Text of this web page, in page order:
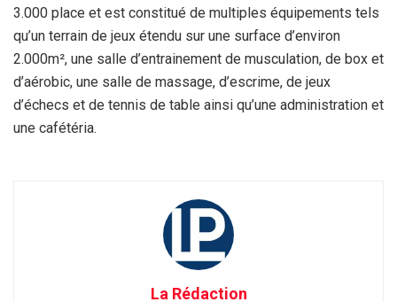
3.000 place et est constitué de multiples équipements tels
qu’un terrain de jeux étendu sur une surface d’environ
2.000m², une salle d’entrainement de musculation, de box et
d’aérobic, une salle de massage, d’escrime, de jeux
d’échecs et de tennis de table ainsi qu’une administration et
une cafétéria.
La Rédaction